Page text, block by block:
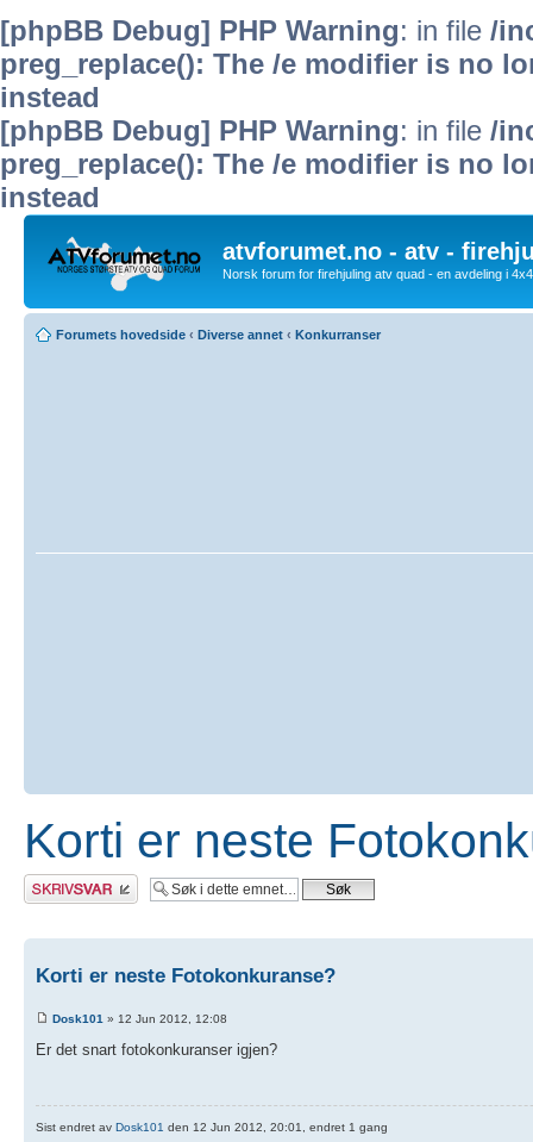
[phpBB Debug] PHP Warning: in file /
preg_replace(): The /e modifier is no
instead
[phpBB Debug] PHP Warning: in file /
preg_replace(): The /e modifier is no
instead
atvforumet.no - atv -
Norsk forum for firehjuling atv quad - en avdeling i
Forumets hovedside ‹ Diverse annet ‹ Konkurranser
Korti er neste
Skriv et svar
Korti er neste Fotokonkuranse?
Dosk101 » 12 Jun 2012, 12:08
Er det snart fotokonkuranser igjen?
Sist endret av Dosk101 den 12 Jun 2012, 20:01, endret 1 gang